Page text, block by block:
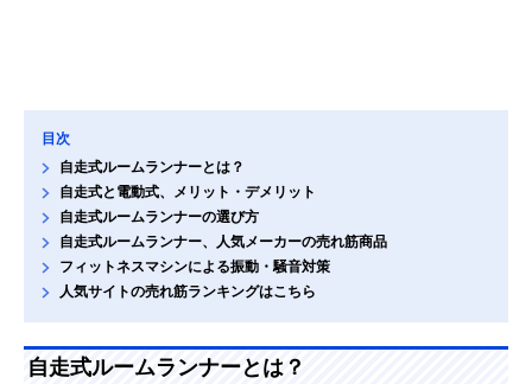
目次
自走式ルームランナーとは？
自走式と電動式、メリット・デメリット
自走式ルームランナーの選び方
自走式ルームランナー、人気メーカーの売れ筋商品
フィットネスマシンによる振動・騒音対策
人気サイトの売れ筋ランキングはこちら
自走式ルームランナーとは？